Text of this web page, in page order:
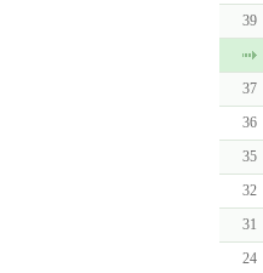
39
37
36
35
32
31
24